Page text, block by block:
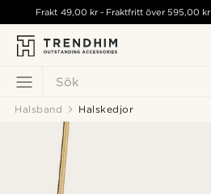
Sök
Frakt 49,00 kr- Fraktfritt över595,00 kr
Halsband Halskedjor